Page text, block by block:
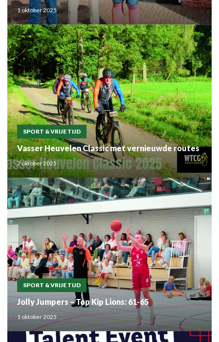
1 oktober 2025
SPORT & VRIJE TIJD
Vasser Heuvelen Classic met vernieuwde routes
2 oktober 2025
SPORT & VRIJE TIJD
Jolly Jumpers – Top Kip Lions: 61-65
1 oktober 2025